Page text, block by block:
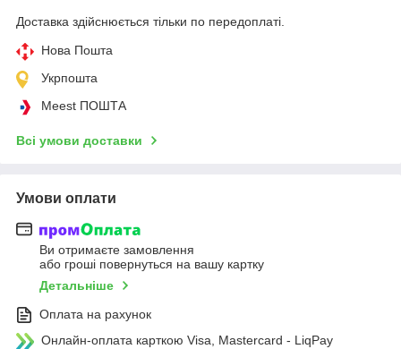
Доставка здійснюється тільки по передоплаті.
Нова Пошта
Укрпошта
Meest ПОШТА
Всі умови доставки
Умови оплати
Ви отримаєте замовлення
або гроші повернуться на вашу картку
Детальніше
Оплата на рахунок
Онлайн-оплата карткою Visa, Mastercard - LiqPay